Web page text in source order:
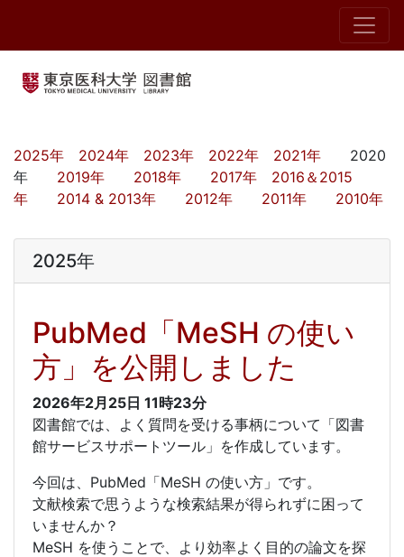
2025年 2024年 2023年 2022年 2021年 2020
年 2019年 2018年 2017年
2016＆2015
年
2014 & 2013年 2012年 2011年 2010年
2025年
PubMed「MeSH の使い
方」を公開しました
2026年2月25日 11時23分
図書館では、よく質問を受ける事柄について「図書
館サービスサポートツール」を作成しています。
今回は、PubMed「MeSH の使い方」です。
文献検索で思うような検索結果が得られずに困って
いませんか？
MeSH を使うことで、より効率よく目的の論文を探